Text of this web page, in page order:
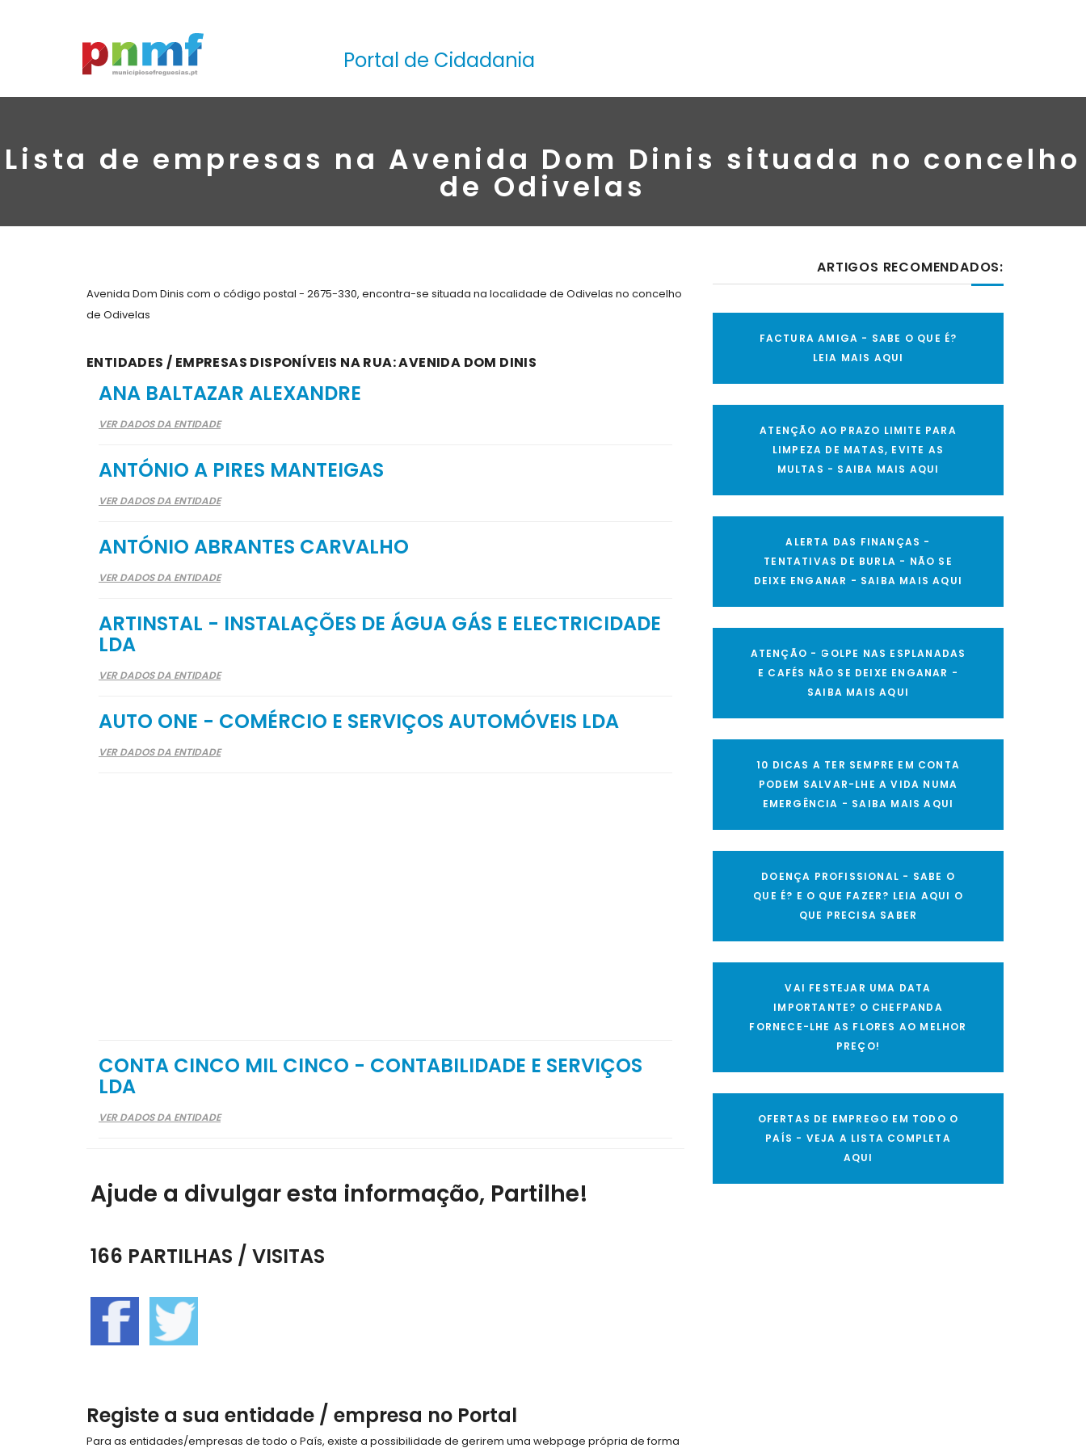
Portal de Cidadania
Lista de empresas na Avenida Dom Dinis situada no concelho
de Odivelas
Avenida Dom Dinis com o código postal - 2675-330, encontra-se situada na localidade de Odivelas no concelho
de Odivelas
ENTIDADES / EMPRESAS DISPONÍVEIS NA RUA: AVENIDA DOM DINIS
ANA BALTAZAR ALEXANDRE
VER DADOS DA ENTIDADE
ANTÓNIO A PIRES MANTEIGAS
VER DADOS DA ENTIDADE
ANTÓNIO ABRANTES CARVALHO
VER DADOS DA ENTIDADE
ARTINSTAL - INSTALAÇÕES DE ÁGUA GÁS E ELECTRICIDADE
LDA
VER DADOS DA ENTIDADE
AUTO ONE - COMÉRCIO E SERVIÇOS AUTOMÓVEIS LDA
VER DADOS DA ENTIDADE
CONTA CINCO MIL CINCO - CONTABILIDADE E SERVIÇOS
LDA
VER DADOS DA ENTIDADE
Ajude a divulgar esta informação, Partilhe!
166 PARTILHAS / VISITAS
Registe a sua entidade / empresa no Portal
Para as entidades/empresas de todo o País, existe a possibilidade de gerirem uma webpage própria de forma
ARTIGOS RECOMENDADOS:
FACTURA AMIGA - SABE O QUE É?
LEIA MAIS AQUI
ATENÇÃO AO PRAZO LIMITE PARA
LIMPEZA DE MATAS, EVITE AS
MULTAS - SAIBA MAIS AQUI
ALERTA DAS FINANÇAS -
TENTATIVAS DE BURLA - NÃO SE
DEIXE ENGANAR - SAIBA MAIS AQUI
ATENÇÃO - GOLPE NAS ESPLANADAS
E CAFÉS NÃO SE DEIXE ENGANAR -
SAIBA MAIS AQUI
10 DICAS A TER SEMPRE EM CONTA
PODEM SALVAR-LHE A VIDA NUMA
EMERGÊNCIA - SAIBA MAIS AQUI
DOENÇA PROFISSIONAL - SABE O
QUE É? E O QUE FAZER? LEIA AQUI O
QUE PRECISA SABER
VAI FESTEJAR UMA DATA
IMPORTANTE? O CHEFPANDA
FORNECE-LHE AS FLORES AO MELHOR
PREÇO!
OFERTAS DE EMPREGO EM TODO O
PAÍS - VEJA A LISTA COMPLETA
AQUI